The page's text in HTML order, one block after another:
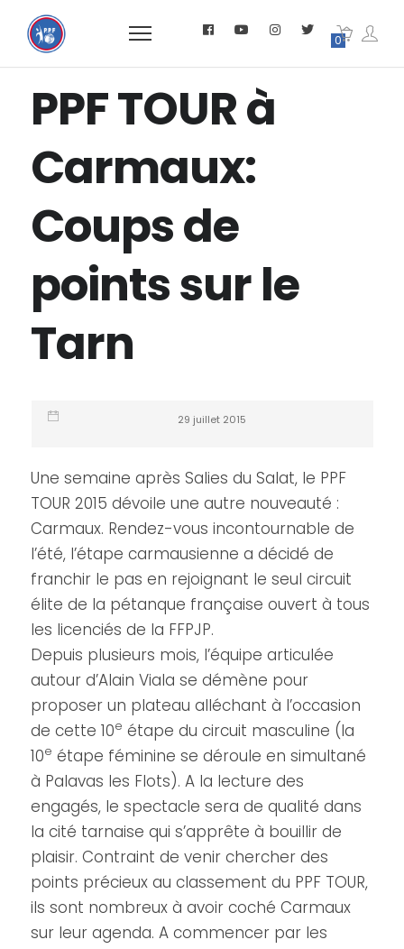
0
PPF TOUR à
Carmaux:
Coups de
points sur le
Tarn
29 juillet 2015
Une semaine après Salies du Salat, le PPF
TOUR 2015 dévoile une autre nouveauté :
Carmaux. Rendez-vous incontournable de
l’été, l’étape carmausienne a décidé de
franchir le pas en rejoignant le seul circuit
élite de la pétanque française ouvert à tous
les licenciés de la FFPJP.
Depuis plusieurs mois, l’équipe articulée
autour d’Alain Viala se démène pour
proposer un plateau alléchant à l’occasion
de cette 10e étape du circuit masculine (la
10e étape féminine se déroule en simultané
à Palavas les Flots). A la lecture des
engagés, le spectacle sera de qualité dans
la cité tarnaise qui s’apprête à bouillir de
plaisir. Contraint de venir chercher des
points précieux au classement du PPF TOUR,
ils sont nombreux à avoir coché Carmaux
sur leur agenda. A commencer par les